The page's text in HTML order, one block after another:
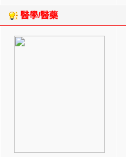
醫學/醫藥